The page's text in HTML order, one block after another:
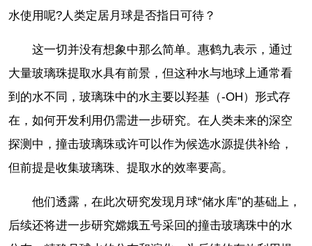
水使用呢?人类定居月球是否指日可待？
这一切并没有想象中那么简单。惠鹤九表示，通过
大量玻璃珠提取水具有前景，但这种水与地球上通常看
到的水不同，玻璃珠中的水主要以羟基（-OH）形式存
在，如何开发利用仍需进一步研究。在人类未来的深空
探测中，撞击玻璃珠或许可以作为候选水源提供补给，
但前提是收集玻璃珠、提取水的效率要高。
他们透露，在此次研究发现月球“储水库”的基础上，
后续还将进一步研究嫦娥五号采回的撞击玻璃珠中的水